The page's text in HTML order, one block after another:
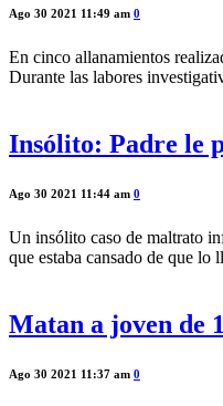
Ago 30 2021 11:49 am 0
En cinco allanamientos
Durante las labores
Insólito: Padre le
Ago 30 2021 11:44 am 0
Un insólito caso de maltrato
que estaba cansado de que lo
Matan a joven de
Ago 30 2021 11:37 am 0